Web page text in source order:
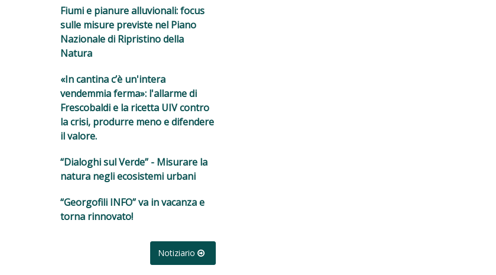
Fiumi e pianure alluvionali: focus
sulle misure previste nel Piano
Nazionale di Ripristino della
Natura
«In cantina c’è un'intera
vendemmia ferma»: l'allarme di
Frescobaldi e la ricetta UIV contro
la crisi, produrre meno e difendere
il valore.
“Dialoghi sul Verde” - Misurare la
natura negli ecosistemi urbani
“Georgofili INFO” va in vacanza e
torna rinnovato!
Notiziario